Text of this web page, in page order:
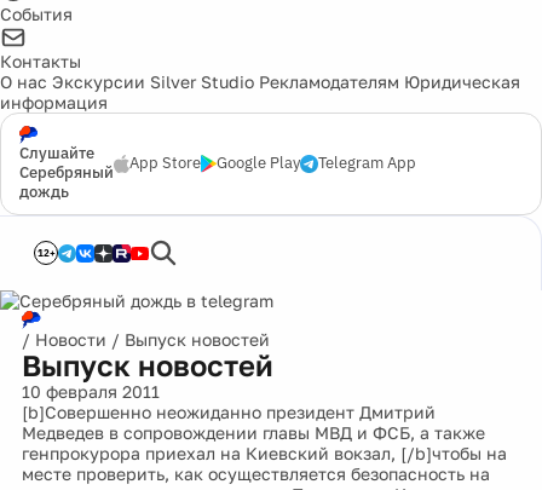
События
Контакты
О нас Экскурсии Silver Studio Рекламодателям Юридическая
информация
Слушайте
Серебряный
дождь
App Store Google Play Telegram App
12+
/ Новости / Выпуск новостей
Выпуск новостей
10 февраля 2011
[b]Совершенно неожиданно президент Дмитрий
Медведев в сопровождении главы МВД и ФСБ, а также
генпрокурора приехал на Киевский вокзал, [/b]чтобы на
месте проверить, как осуществляется безопасность на